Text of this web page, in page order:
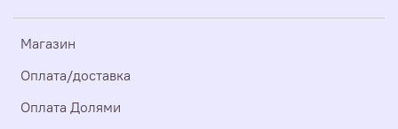
Магазин
Оплата/доставка
Оплата Долями